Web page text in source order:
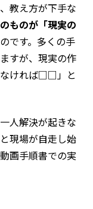
教え方が下手な
ものが「現実の
です。多くの手
すが、現実の作
ければ□□」と
人解決が起きな
現場が自走し始
画手順書での実